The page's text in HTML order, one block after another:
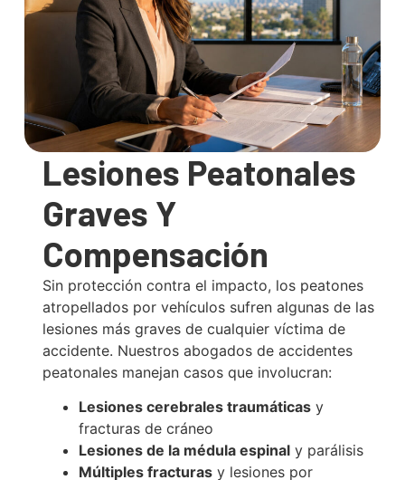
Lesiones Peatonales
Graves Y
Compensación
Sin protección contra el impacto, los peatones
atropellados por vehículos sufren algunas de las
lesiones más graves de cualquier víctima de
accidente. Nuestros abogados de accidentes
peatonales manejan casos que involucran:
Lesiones cerebrales traumáticasy
fracturas de cráneo
Lesiones de la médula espinaly parálisis
Múltiples fracturasy lesiones por